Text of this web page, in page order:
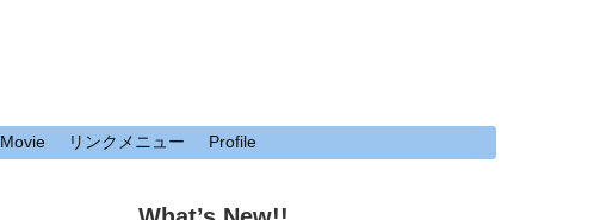
Movie リンクメニュー Profile